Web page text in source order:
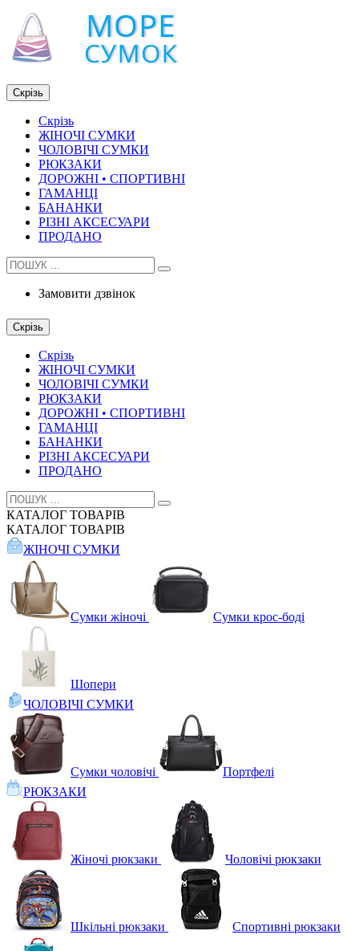
Скрізь
Скрізь
ЖІНОЧІ СУМКИ
ЧОЛОВІЧІ СУМКИ
РЮКЗАКИ
ДОРОЖНІ • СПОРТИВНІ
ГАМАНЦІ
БАНАНКИ
РІЗНІ АКСЕСУАРИ
ПРОДАНО
Замовити дзвінок
Скрізь
Скрізь
ЖІНОЧІ СУМКИ
ЧОЛОВІЧІ СУМКИ
РЮКЗАКИ
ДОРОЖНІ • СПОРТИВНІ
ГАМАНЦІ
БАНАНКИ
РІЗНІ АКСЕСУАРИ
ПРОДАНО
КАТАЛОГ ТОВАРІВ
КАТАЛОГ ТОВАРІВ
ЖІНОЧІ СУМКИ
Сумки жіночі Сумки крос-боді
Шопери
ЧОЛОВІЧІ СУМКИ
Сумки чоловічі
Портфелі
РЮКЗАКИ
Жіночі рюкзаки Чоловічі рюкзаки
Шкільні рюкзаки Спортивні рюкзаки